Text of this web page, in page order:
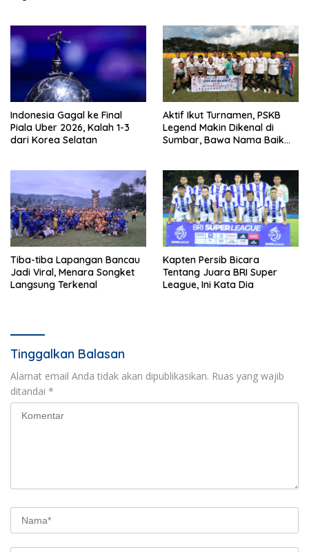
Indonesia Gagal ke Final
Piala Uber 2026, Kalah 1-3
dari Korea Selatan
Aktif Ikut Turnamen, PSKB
Legend Makin Dikenal di
Sumbar, Bawa Nama Baik
Tiba-tiba Lapangan Bancau
Jadi Viral, Menara Songket
Langsung Terkenal
Kapten Persib Bicara
Tentang Juara BRI Super
League, Ini Kata Dia
Tinggalkan Balasan
Alamat email Anda tidak akan dipublikasikan. Ruas yang wajib
ditandai *